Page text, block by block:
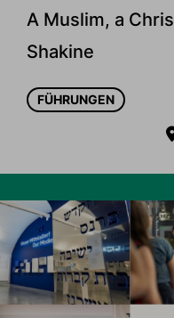
A Muslim, a
Shakine
FÜHRUNGEN